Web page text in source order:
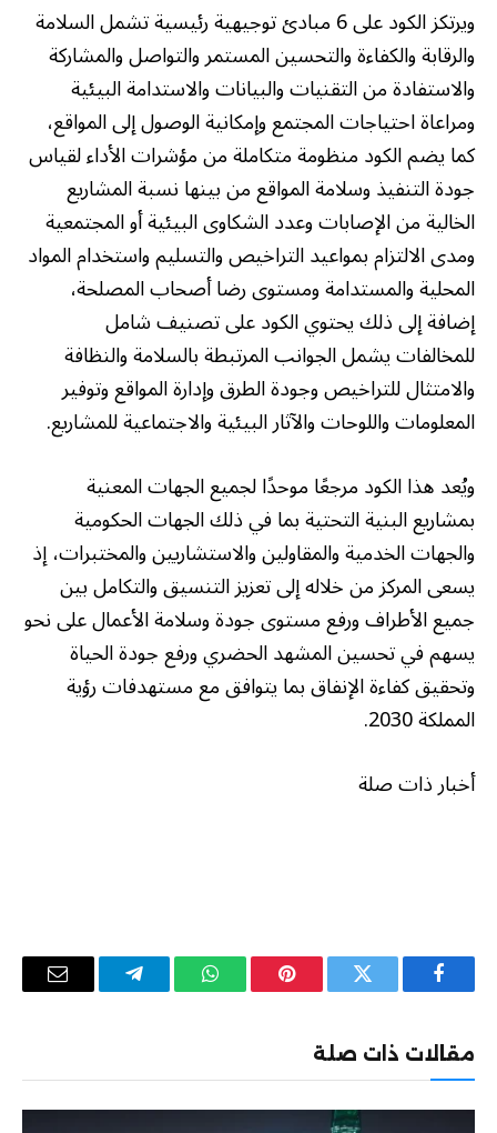
ويرتكز الكود على 6 مبادئ توجيهية رئيسية تشمل السلامة
والرقابة والكفاءة والتحسين المستمر والتواصل والمشاركة
والاستفادة من التقنيات والبيانات والاستدامة البيئية
ومراعاة احتياجات المجتمع وإمكانية الوصول إلى المواقع،
كما يضم الكود منظومة متكاملة من مؤشرات الأداء لقياس
جودة التنفيذ وسلامة المواقع من بينها نسبة المشاريع
الخالية من الإصابات وعدد الشكاوى البيئية أو المجتمعية
ومدى الالتزام بمواعيد التراخيص والتسليم واستخدام المواد
المحلية والمستدامة ومستوى رضا أصحاب المصلحة،
إضافة إلى ذلك يحتوي الكود على تصنيف شامل
للمخالفات يشمل الجوانب المرتبطة بالسلامة والنظافة
والامتثال للتراخيص وجودة الطرق وإدارة المواقع وتوفير
المعلومات واللوحات والآثار البيئية والاجتماعية للمشاريع.
ويُعد هذا الكود مرجعًا موحدًا لجميع الجهات المعنية
بمشاريع البنية التحتية بما في ذلك الجهات الحكومية
والجهات الخدمية والمقاولين والاستشاريين والمختبرات، إذ
يسعى المركز من خلاله إلى تعزيز التنسيق والتكامل بين
جميع الأطراف ورفع مستوى جودة وسلامة الأعمال على نحو
يسهم في تحسين المشهد الحضري ورفع جودة الحياة
وتحقيق كفاءة الإنفاق بما يتوافق مع مستهدفات رؤية
المملكة 2030
.
أخبار ذات صلة
فيسبوك تويتر بينتيريستواتساب تيلقرام
البريد
مقالات ذات صلة